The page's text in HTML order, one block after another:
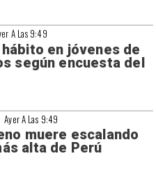
A Las 9:49
en jóvenes de
según encuesta del
Ayer A Las 9:49
muere escalando
alta de Perú